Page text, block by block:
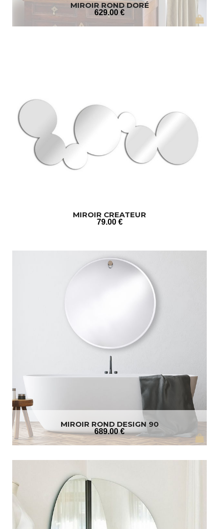
MIROIR ROND DORÉ
629.00 €
MIROIR CREATEUR
79.00 €
MIROIR ROND DESIGN 90
689.00 €